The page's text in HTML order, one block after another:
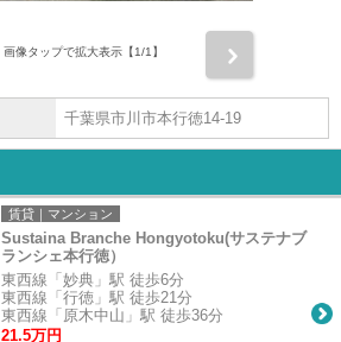
画像タップで拡大表示【1/1】
千葉県市川市本行徳14-19
賃貸｜マンション
Sustaina Branche Hongyotoku(サステナブ
ランシェ本行徳）
東西線「妙典」駅 徒歩6分
東西線「行徳」駅 徒歩21分
東西線「原木中山」駅 徒歩36分
21.5万円